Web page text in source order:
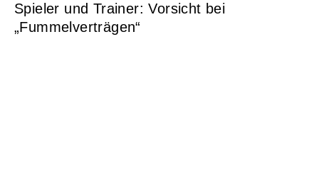
Spieler und Trainer: Vorsicht bei
„Fummelverträgen“